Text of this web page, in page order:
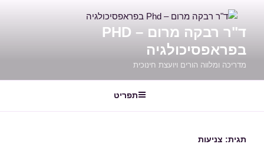
ד"ר רבקה מרום – PHD
בפראפסיכולגיה
מדריכה ומלווה הורים ויועצת חינוכית
תפריט
תגית: צניעות